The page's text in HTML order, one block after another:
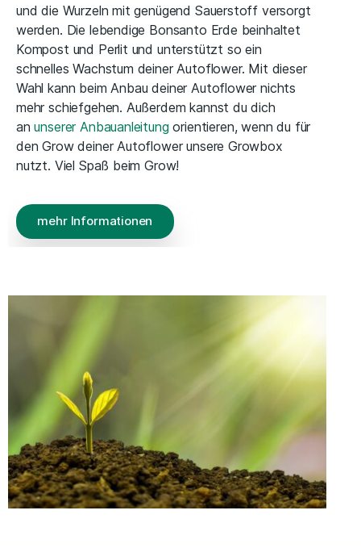
und die Wurzeln mit genügend Sauerstoff versorgt
werden. Die lebendige Bonsanto Erde beinhaltet
Kompost und Perlit und unterstützt so ein
schnelles Wachstum deiner Autoflower. Mit dieser
Wahl kann beim Anbau deiner Autoflower nichts
mehr schiefgehen. Außerdem kannst du dich
anunserer Anbauanleitungorientieren, wenn du für
den Grow deiner Autoflower unsere Growbox
nutzt. Viel Spaß beim Grow!
mehr Informationen